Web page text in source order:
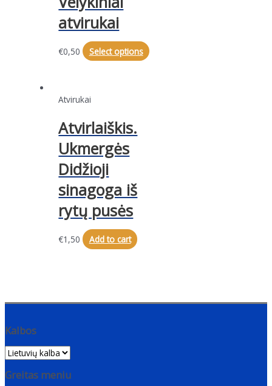
atvirukai
€0,50 Select options
Atvirukai
Atvirlaiškis.
Ukmergės
Didžioji
sinagoga iš
rytų pusės
€1,50 Add to cart
Kalbos
Greitas meniu